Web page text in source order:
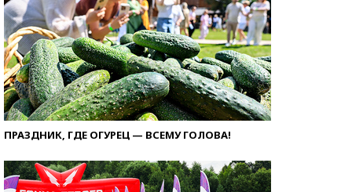
ПРАЗДНИК, ГДЕ ОГУРЕЦ — ВСЕМУ ГОЛОВА!